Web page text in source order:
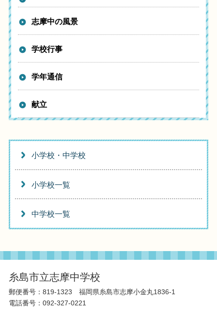
志摩中の風景
学校行事
学年通信
献立
小学校・中学校
小学校一覧
中学校一覧
糸島市立志摩中学校
郵便番号：819-1323 福岡県糸島市志摩小金丸1836-1
電話番号：092-327-0221